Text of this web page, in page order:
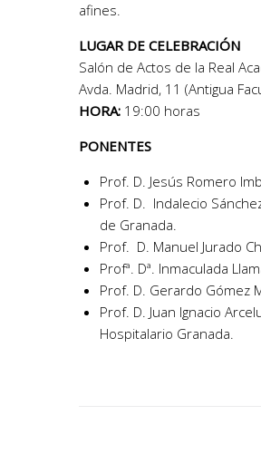
afines.
LUGAR DE CELEBRACIÓN
Salón de Actos de la Real
Avda. Madrid, 11 (Antigua
HORA: 19:00 horas
PONENTES
Prof. D. Jesús Romero
Prof. D. Indalecio
de Granada.
Prof. D. Manuel Jurado
Profª. Dª. Inmaculada
Prof. D. Gerardo Gómez
Prof. D. Juan Ignacio
Hospitalario Granada.